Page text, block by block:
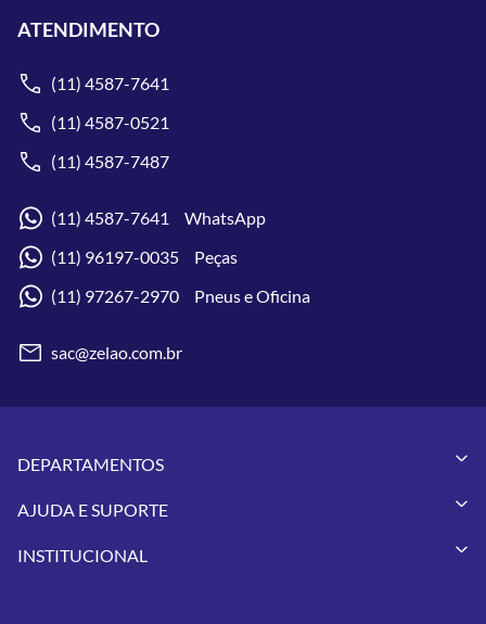
ATENDIMENTO
(11) 4587-7641
(11) 4587-0521
(11) 4587-7487
(11) 4587-7641 WhatsApp
(11) 96197-0035 Peças
(11) 97267-2970 Pneus e Oficina
sac@zelao.com.br
DEPARTAMENTOS
Vestuários
Pneus
AJUDA E SUPORTE
Meus Pedidos
INSTITUCIONAL